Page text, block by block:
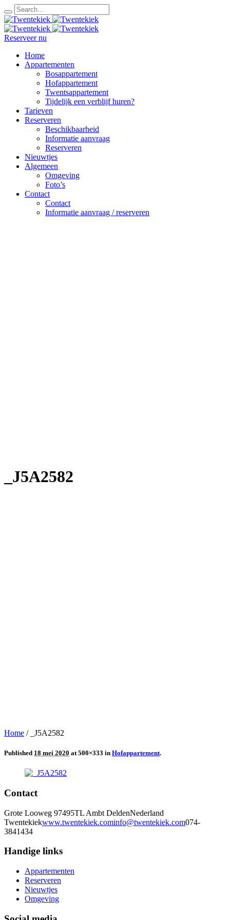
Reserveer nu
Home
Appartementen
Bosappartement
Hofappartement
Twentsappartement
Tijdelijk een verblijf huren?
Tarieven
Reserveren
Beschikbaarheid
Informatie aanvraag
Reserveren
Nieuwtjes
Algemeen
Omgeving
Foto’s
Contact
Contact
Informatie aanvraag / reserveren
_J5A2582
Home / _J5A2582
Published 18 mei 2020 at 500×333 in Hofappartement.
Contact
Grote Looweg 97495TL Ambt DeldenNederland
Twentekiekwww.twentekiek.cominfo@twentekiek.com074-
3841434
Handige links
Appartementen
Reserveren
Nieuwtjes
Omgeving